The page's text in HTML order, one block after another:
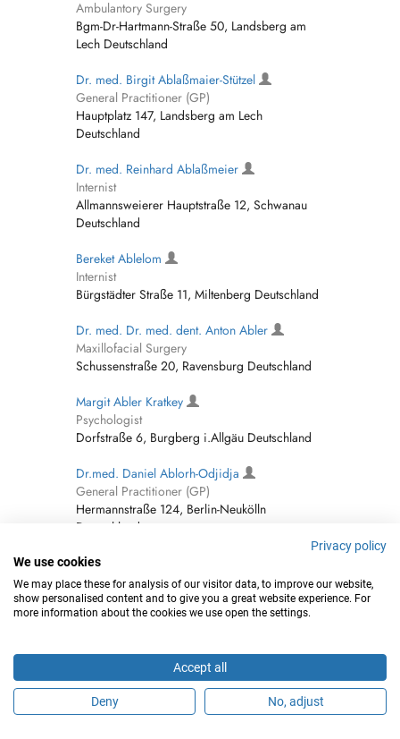
Ambulantory Surgery
Bgm-Dr-Hartmann-Straße 50, Landsberg am
Lech Deutschland
Dr. med. Birgit Ablaßmaier-Stützel
General Practitioner (GP)
Hauptplatz 147, Landsberg am Lech
Deutschland
Dr. med. Reinhard Ablaßmeier
Internist
Allmannsweierer Hauptstraße 12, Schwanau
Deutschland
Bereket Ablelom
Internist
Bürgstädter Straße 11, Miltenberg Deutschland
Dr. med. Dr. med. dent. Anton Abler
Maxillofacial Surgery
Schussenstraße 20, Ravensburg Deutschland
Margit Abler Kratkey
Psychologist
Dorfstraße 6, Burgberg i.Allgäu Deutschland
Dr.med. Daniel Ablorh-Odjidja
General Practitioner (GP)
Hermannstraße 124, Berlin-Neukölln
Deutschland
Dr. medic. (R) Omar Abo Basha
Ophthalmologist - Eye Doctor
Herzogstraße 17, Wuppertal Deutschland
Neurologist (incl Headache Specialists)
Hindenburgstraße 11, Coburg Deutschland
Ali Abohaya
Privacy policy
We use cookies
We may place these for analysis of our visitor data, to improve our website,
show personalised content and to give you a great website experience. For
more information about the cookies we use open the settings.
Accept all
Deny No, adjust